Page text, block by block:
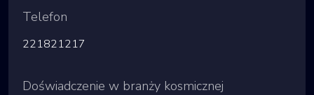
Telefon
221821217
Doświadczenie w branży kosmicznej